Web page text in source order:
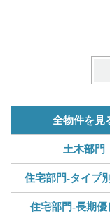
全物件を見
土木部門
住宅部門-タイプ
住宅部門-長期優